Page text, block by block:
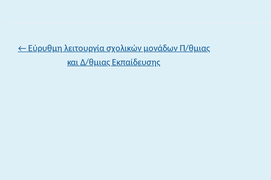
←Εύρυθμη λειτουργία σχολικών μονάδων Π/θμιας
και Δ/θμιας Εκπαίδευσης